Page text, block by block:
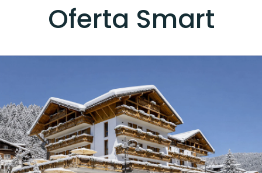
Oferta Smart